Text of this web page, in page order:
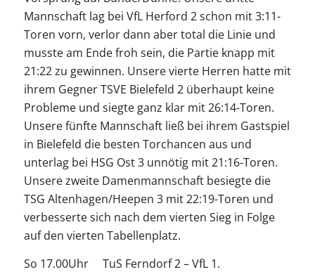
Mannschaft lag bei VfL Herford 2 schon mit 3:11-
Toren vorn, verlor dann aber total die Linie und
musste am Ende froh sein, die Partie knapp mit
21:22 zu gewinnen. Unsere vierte Herren hatte mit
ihrem Gegner TSVE Bielefeld 2 überhaupt keine
Probleme und siegte ganz klar mit 26:14-Toren.
Unsere fünfte Mannschaft ließ bei ihrem Gastspiel
in Bielefeld die besten Torchancen aus und
unterlag bei HSG Ost 3 unnötig mit 21:16-Toren.
Unsere zweite Damenmannschaft besiegte die
TSG Altenhagen/Heepen 3 mit 22:19-Toren und
verbesserte sich nach dem vierten Sieg in Folge
auf den vierten Tabellenplatz.
So 17.00Uhr TuS Ferndorf 2 – VfL 1.